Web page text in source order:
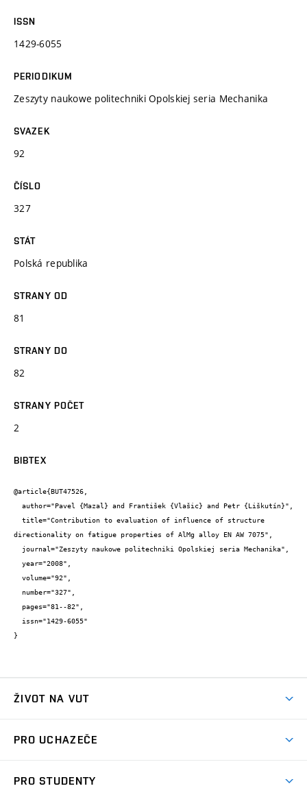
ISSN
1429-6055
PERIODIKUM
Zeszyty naukowe politechniki Opolskiej seria Mechanika
SVAZEK
92
ČÍSLO
327
STÁT
Polská republika
STRANY OD
81
STRANY DO
82
STRANY POČET
2
BIBTEX
@article{BUT47526,
directionality on fatigue properties of AlMg alloy EN AW 7075",
}
ŽIVOT NA VUT
Koleje
PRO UCHAZEČE
PRO STUDENTY